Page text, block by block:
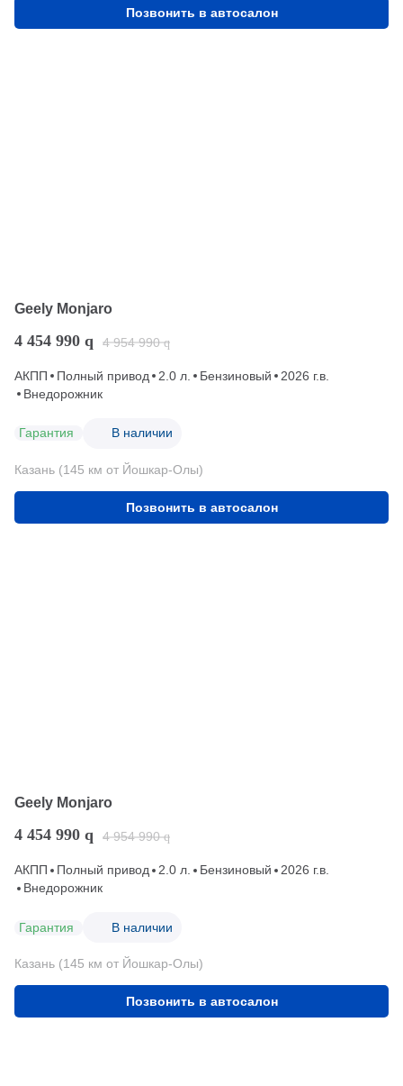
Позвонить в автосалон
Geely Monjaro
4 454 990 q 4 954 990 q
АКПП Полный привод 2.0 л. Бензиновый
2026 г.в.
Внедорожник
Гарантия В наличии
Казань (145 км от Йошкар-Олы)
Позвонить в автосалон
Geely Monjaro
4 454 990 q 4 954 990 q
АКПП Полный привод 2.0 л. Бензиновый
2026 г.в.
Внедорожник
Гарантия В наличии
Казань (145 км от Йошкар-Олы)
Позвонить в автосалон